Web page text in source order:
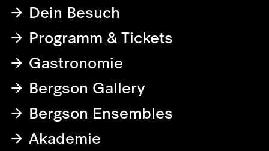
Dein Besuch
Programm & Tickets
Gastronomie
Bergson Gallery
Bergson Ensembles
Akademie